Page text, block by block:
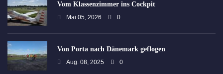
Vom Klassenzimmer ins Cockpit
Mai 05, 2026 0
Von Porta nach Dänemark geflogen
Aug. 08, 2025 0